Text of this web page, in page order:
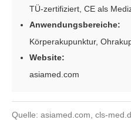
TÜ-zertifiziert, CE als
Anwendungsbereiche:
Körperakupunktur,
Website:
asiamed.com
Quelle: asiamed.com, cls-